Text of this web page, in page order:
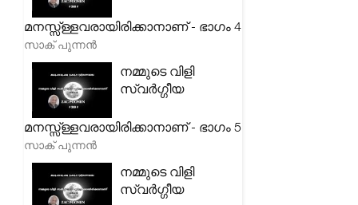
മനസ്സ്ള്ളവരായിരിക്കാനാണ് - ഭാഗം 4
സാക് പുന്നൻ
നമ്മുടെ വിളി
സ്വർഗ്ഗീയ
മനസ്സ്ള്ളവരായിരിക്കാനാണ് - ഭാഗം 5
സാക് പുന്നൻ
നമ്മുടെ വിളി
സ്വർഗ്ഗീയ